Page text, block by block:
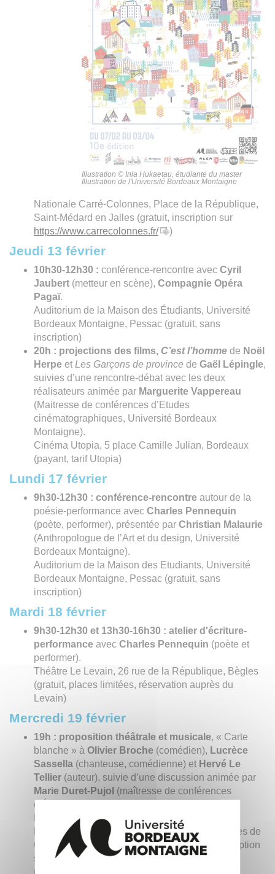
Illustration © Inla Hukaetau, étudiante du master
Illustration de l'Université Bordeaux Montaigne
Nationale Carré-Colonnes, Place de la République,
Saint-Médard en Jalles (gratuit, inscription sur
https://www.carrecolonnes.fr/
)
Jeudi 13 février
10h30-12h30 : conférence-rencontre avec Cyril
Jaubert (metteur en scène), Compagnie Opéra
Pagaï.
Auditorium de la Maison des Étudiants, Université
Bordeaux Montaigne, Pessac (gratuit, sans
inscription)
20h : projections des films, C’est l’homme de Noël
Herpe et Les Garçons de province de Gaël Lépingle,
suivies d’une rencontre-débat avec les deux
réalisateurs animée par Marguerite Vappereau
(Maitresse de conférences d’Etudes
cinématographiques, Université Bordeaux
Montaigne).
Cinéma Utopia, 5 place Camille Julian, Bordeaux
(payant, tarif Utopia)
Lundi 17 février
9h30-12h30 : conférence-rencontre autour de la
poésie-performance avec Charles Pennequin
(poète, performer), présentée par Christian Malaurie
(Anthropologue de l’Art et du design, Université
Bordeaux Montaigne).
Auditorium de la Maison des Etudiants, Université
Bordeaux Montaigne, Pessac (gratuit, sans
inscription)
Mardi 18 février
9h30-12h30 et 13h30-16h30 : atelier d'écriture-
performance avec Charles Pennequin (poète et
performer).
Théâtre Le Levain, 26 rue de la République, Bègles
(gratuit, places limitées, réservation auprès du
Levain)
Mercredi 19 février
19h : proposition théâtrale et musicale, « Carte
blanche » à Olivier Broche (comédien), Lucrèce
Sassella (chanteuse, comédienne) et Hervé Le
Tellier (auteur), suivie d’une discussion animée par
Marie Duret-Pujol (maîtresse de conférences
d’Études Théâtrales, Université Bordeaux
Montaigne).
Médiathèque Michel Sainte-Marie, Place Charles de
Gaulle, Mérignac (gratuit, places limitées, inscription
sur
https://www.mediatheque.merignac.com
rubrique agenda)